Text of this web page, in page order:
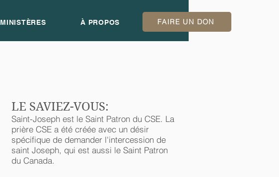
MINISTÈRES À PROPOS FAIRE UN DON
LE SAVIEZ-VOUS:
Saint-Joseph est le Saint Patron du CSE. La
prière CSE a été créée avec un désir
spécifique de demander l'intercession de
saint Joseph, qui est aussi le Saint Patron
du Canada.